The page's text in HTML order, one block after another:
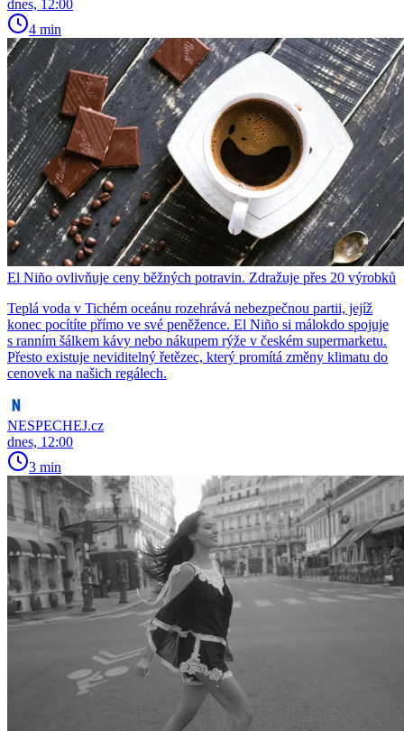
dnes, 12:00
4 min
El Niño ovlivňuje ceny běžných potravin. Zdražuje přes 20 výrobků
Teplá voda v Tichém oceánu rozehrává nebezpečnou partii, jejíž
konec pocítíte přímo ve své peněžence. El Niño si málokdo spojuje
s ranním šálkem kávy nebo nákupem rýže v českém supermarketu.
Přesto existuje neviditelný řetězec, který promítá změny klimatu do
cenovek na našich regálech.
NESPECHEJ.cz
dnes, 12:00
3 min